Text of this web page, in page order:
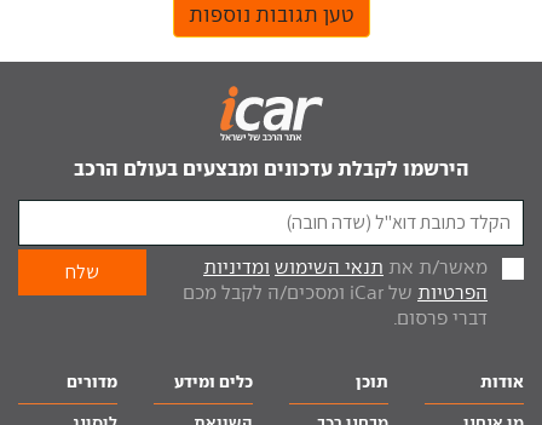
טען תגובות נוספות
הירשמו לקבלת עדכונים ומבצעים בעולם הרכב
מאשר/ת את תנאי השימוש ומדיניות
הפרטיות
של iCar ומסכים/ה לקבל מכם
דברי פרסום.
אודות תוכן כלים ומידע מדורים